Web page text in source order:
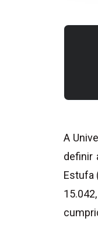
A
definir
Estufa